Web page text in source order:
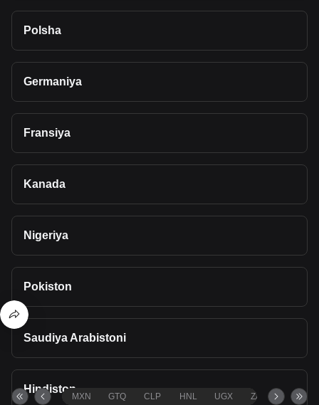
Polsha
Germaniya
Fransiya
Kanada
Nigeriya
Pokiston
Saudiya Arabistoni
Hindiston
MXN GTQ CLP HNL UGX ZAR TND